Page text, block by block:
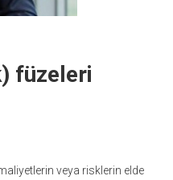
füzeleri
veya risklerin elde